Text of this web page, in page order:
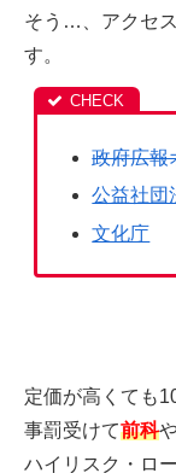
そう…、アクセ
す。
政府広報
公益社団
文化庁
定価が高くても
事罰受けて前科
ハイリスク・ロ